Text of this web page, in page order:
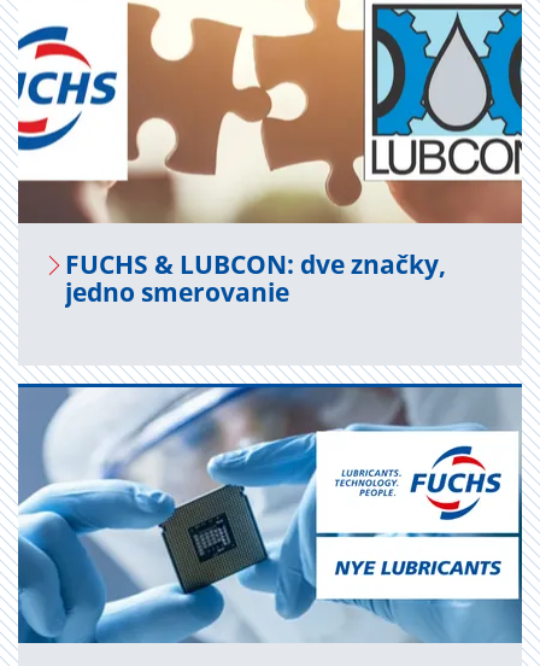
FUCHS & LUB­CON: dve znač­ky,
jedno sme­ro­va­nie